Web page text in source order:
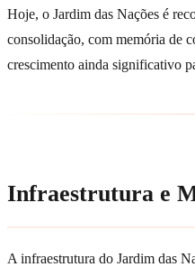
Hoje, o Jardim das Nações é
consolidação, com memória de
crescimento ainda significativo
Infraestrutura e
A infraestrutura do Jardim das